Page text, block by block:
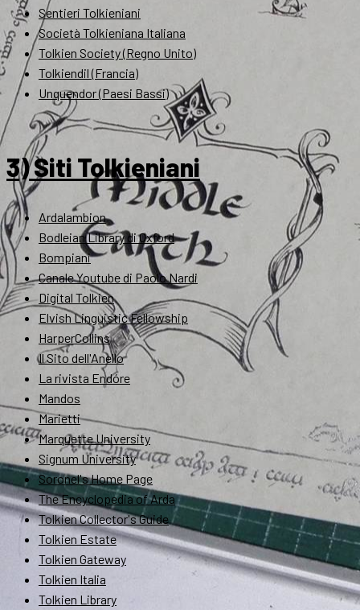
Sentieri Tolkieniani
Società Tolkieniana Italiana
Tolkien Society (Regno Unito)
Tolkiendil (Francia)
Unquendor (Paesi Bassi)
3) Siti Tolkieniani
Ardalambion
Bodleian Library di Oxford
Bompiani
Canale Youtube di Paolo Nardi
Digital Tolkien
Elvish Linguistic Fellowship
HarperCollins
Il Sito dell'Anello
La rivista Endóre
Mandos
Marietti
Marquette University
Signum University
Soronel's Home Page
The Encyclopedia of Arda
Tolkien Collector's Guide
Tolkien Estate
Tolkien Gateway
Tolkien Italia
Tolkien Library